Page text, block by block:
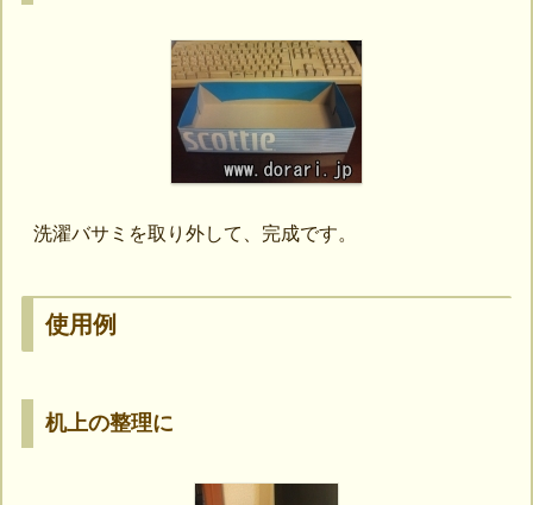
洗濯バサミを取り外して、完成です。
使用例
机上の整理に